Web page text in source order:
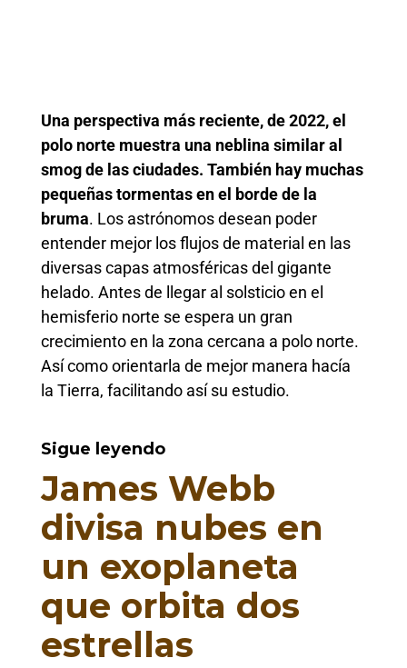
Una perspectiva más reciente, de 2022, el
polo norte muestra una neblina similar al
smog de las ciudades. También hay muchas
pequeñas tormentas en el borde de la
bruma. Los astrónomos desean poder
entender mejor los flujos de material en las
diversas capas atmosféricas del gigante
helado. Antes de llegar al solsticio en el
hemisferio norte se espera un gran
crecimiento en la zona cercana a polo norte.
Así como orientarla de mejor manera hacía
la Tierra, facilitando así su estudio.
Sigue leyendo
James Webb
divisa nubes en
un exoplaneta
que orbita dos
estrellas